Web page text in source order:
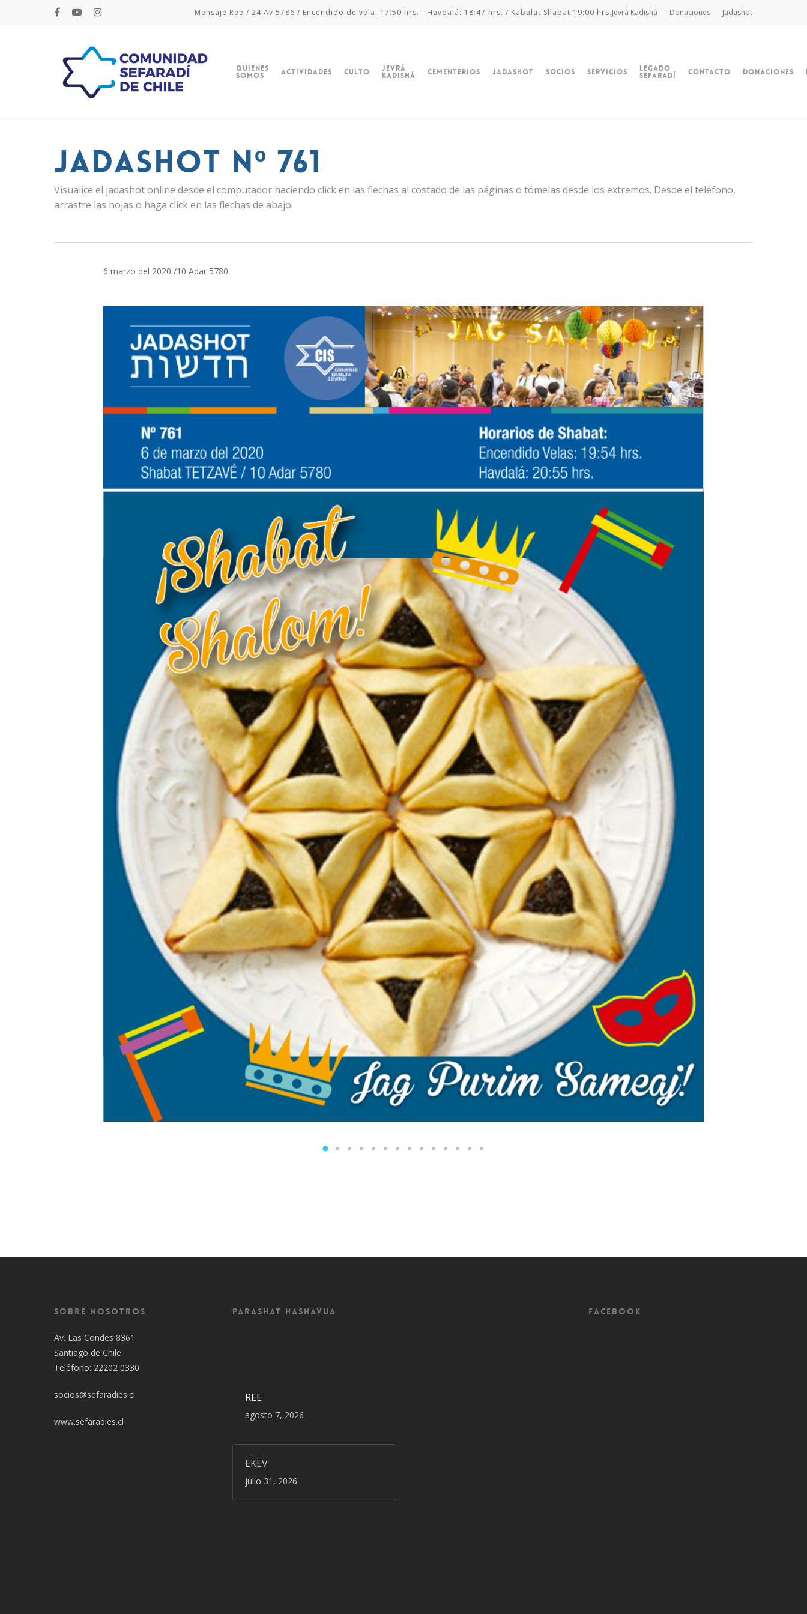
Mensaje Ree / 24 Av 5786 / Encendido de vela: 17:50 hrs. - Havdalá: 18:47 hrs. / Kabalat Shabat 19:00 hrs.Jevrá Kadishá Donaciones Jadashot
Hit enter to search or ESC to close
Quienes
Somos Actividades Culto Jevrá
Kadishá Cementerios Jadashot Socios Servicios Legado
Sefaradí Contacto Donaciones
Jadashot Nº 761
Visualice el jadashot online desde el computador haciendo click en las flechas al costado de las páginas o tómelas desde los extremos. Desde el teléfono,
arrastre las hojas o haga click en las flechas de abajo.
6 marzo del 2020 /10 Adar 5780
Sobre Nosotros
Av. Las Condes 8361
Santiago de Chile
Teléfono: 22202 0330
socios@sefaradies.cl
www.sefaradies.cl
Parashat Hashavua
REE
agosto 7, 2026
EKEV
julio 31, 2026
Facebook